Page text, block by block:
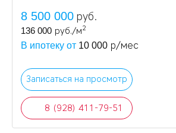
8 500 000 руб.
136 000 руб./м2
В ипотеку от 10 000 р/мес
Записаться на просмотр
8 (928) 411-79-51